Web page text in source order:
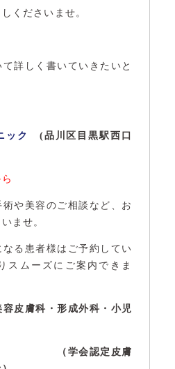
くださいませ。
詳しく書いていきたいと
ック
(品川区目黒駅西口
や美容のご相談など、お
ませ。
る患者様はご予約してい
スムーズにご案内できま
皮膚科・形成外科・小児
（学会認定皮膚